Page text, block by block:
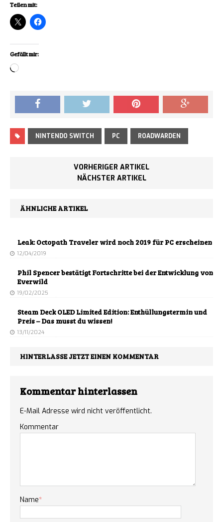
Teilen mit:
Gefällt mir:
Loading…
NINTENDO SWITCH PC ROADWARDEN
VORHERIGER ARTIKEL
NÄCHSTER ARTIKEL
ÄHNLICHE ARTIKEL
Leak: Octopath Traveler wird noch 2019 für PC erscheinen
12/04/2019
Phil Spencer bestätigt Fortschritte bei der Entwicklung von
Everwild
19/02/2025
Steam Deck OLED Limited Edition: Enthüllungstermin und
Preis – Das musst du wissen!
13/11/2024
HINTERLASSE JETZT EINEN KOMMENTAR
Kommentar hinterlassen
E-Mail Adresse wird nicht veröffentlicht.
Kommentar
Name*